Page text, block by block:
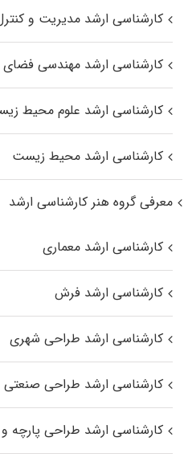
کارشناسی ارشد مدیریت و
کارشناسی ارشد مهندسی فضای
کارشناسی ارشد علوم محیط‌
کارشناسی ارشد محیط زیست
معرفی گروه هنر کارشناسی ارشد
کارشناسی ارشد معماری
کارشناسی ارشد فرش
کارشناسی ارشد طراحی شهری
کارشناسی ارشد طراحی صنعتی
کارشناسی ارشد طراحی پارچه